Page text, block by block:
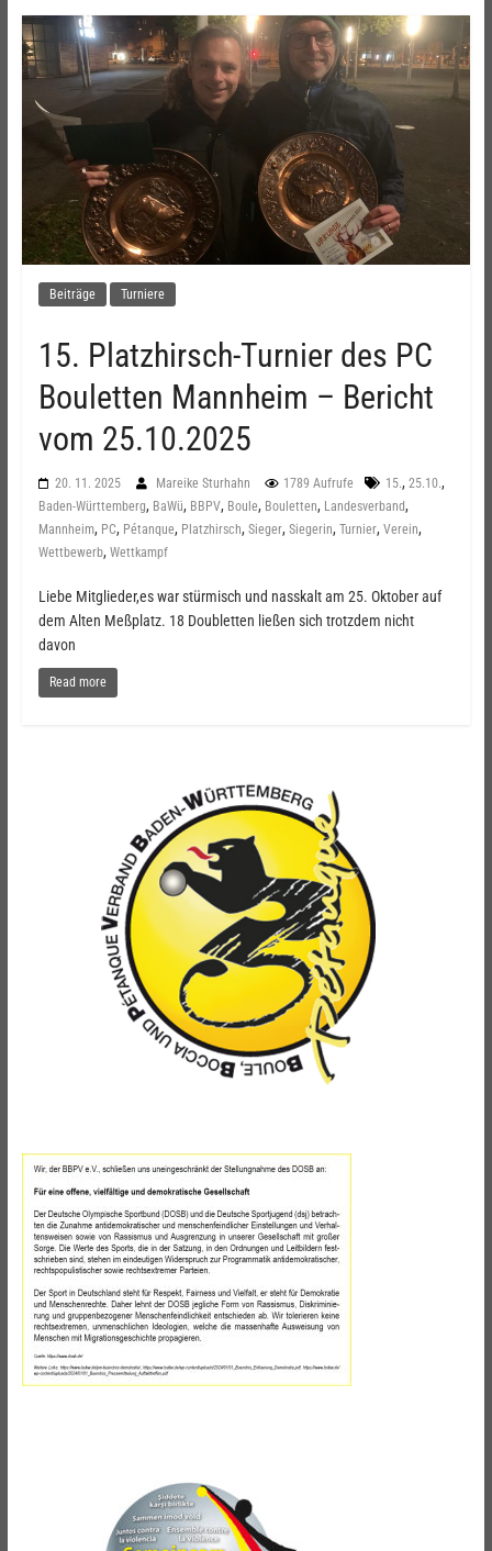
Beiträge Turniere
15. Platzhirsch-Turnier des PC
Bouletten Mannheim – Bericht
vom 25.10.2025
20. 11. 2025 Mareike Sturhahn 1789 Aufrufe 15., 25.10.,
Baden-Württemberg, BaWü, BBPV, Boule, Bouletten, Landesverband,
Mannheim, PC, Pétanque, Platzhirsch, Sieger, Siegerin, Turnier, Verein,
Wettbewerb, Wettkampf
Liebe Mitglieder,es war stürmisch und nasskalt am 25. Oktober auf
dem Alten Meßplatz. 18 Doubletten ließen sich trotzdem nicht
davon
Read more